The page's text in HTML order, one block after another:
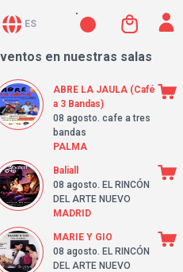
ES
en nuestras salas
ABRE LA JAULA (Café
a 3 Bandas)
08 agosto. cafe a tres
bandas
PALMA
Baliall
08 agosto. EL RINCÓN
DEL ARTE NUEVO
MADRID
MARIE Y GIO
08 agosto. EL RINCÓN
DEL ARTE NUEVO